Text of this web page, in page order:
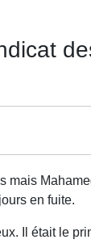
en fuite.
Il était le